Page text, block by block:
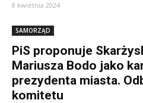
8 kwietnia 2024
SAMORZĄD
PiS proponuje
Mariusza Bodo jako
prezydenta miasta.
komitetu